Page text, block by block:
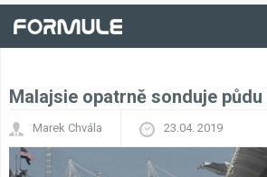
Malajsie opatrně sonduje
Marek Chvála 23.04. 2019